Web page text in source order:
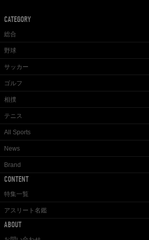
CATEGORY
総合
野球
サッカー
ゴルフ
相撲
テニス
All Sports
News
Brand
CONTENT
特集一覧
アスリート名鑑
ABOUT